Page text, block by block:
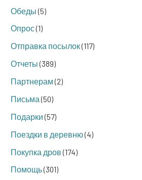
Обеды(5)
Опрос(1)
Отправка посылок(117)
Отчеты(389)
Партнерам(2)
Письма(50)
Подарки(57)
Поездки в деревню(4)
Покупка дров(174)
Помощь(301)